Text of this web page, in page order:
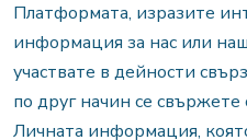
Платформата, изразите
информация за нас или
участвате в дейности
по друг начин се свържете
Личната информация,